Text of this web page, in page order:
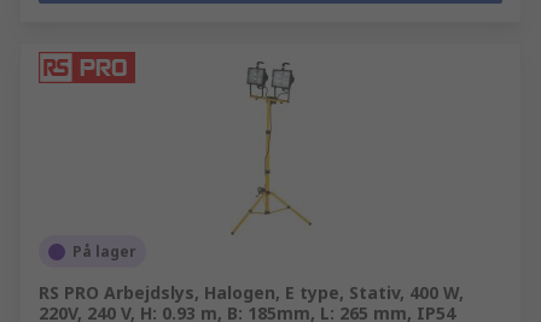
På lager
RS PRO Arbejdslys, Halogen, E type, Stativ, 400 W,
220V, 240 V, H: 0.93 m, B: 185mm, L: 265 mm, IP54